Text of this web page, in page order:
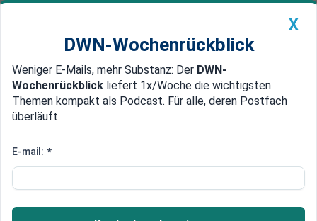
Newsticker MEIN DWN: Geldanlage Premium
Edelmetalle DWN-Magazin China
Wachstum durch Schulden
Schulden-Krise in China würde
deutsche Wirtschaft schwer
treffen
X
DWN-Wochenrückblick
Weniger E-Mails, mehr Substanz: Der DWN-
Wochenrückblick liefert 1x/Woche die wichtigsten
Themen kompakt als Podcast. Für alle, deren Postfach
überläuft.
E-mail: *